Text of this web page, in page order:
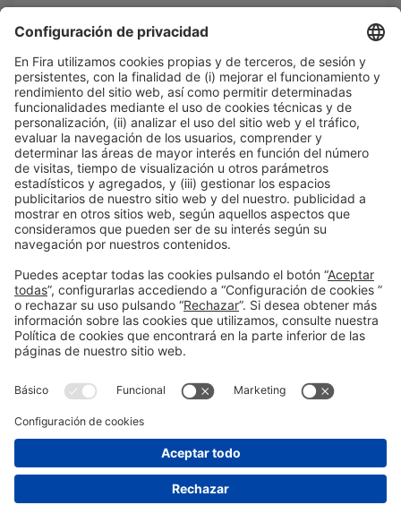
Jue 4
15:00h - 16:00h
Innovation Hub Area - Stand Acció
Acceso público
Leer más
#EXPOQUIMIA2026
en las redes sociales